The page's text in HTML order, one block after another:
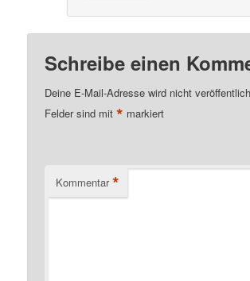
Schreibe einen
Deine E-Mail-Adresse wird nicht
Felder sind mit* markiert
Kommentar *